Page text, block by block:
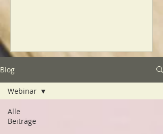
Blog
Alle
Beiträge
Webinar